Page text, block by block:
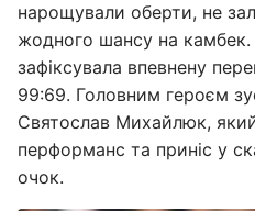
нарощували оберти, не
жодного шансу на камбек.
зафіксувала впевнену
99:69. Головним героєм
Святослав Михайлюк,
перформанс та приніс у
очок.